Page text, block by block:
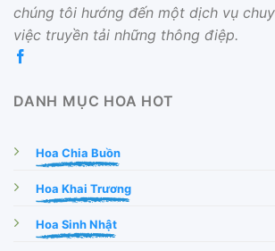
chúng tôi hướng đến một dịch vụ
việc truyền tải những thông điệp.
DANH MỤC HOA HOT
Hoa Chia Buồn
Hoa Khai Trương
Hoa Sinh Nhật